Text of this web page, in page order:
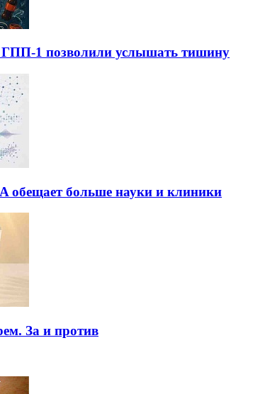
1 позволили услышать тишину
обещает больше науки и клиники
За и против